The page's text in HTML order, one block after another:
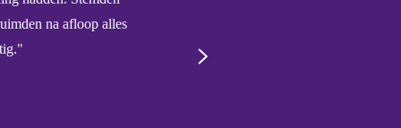
na afloop alles